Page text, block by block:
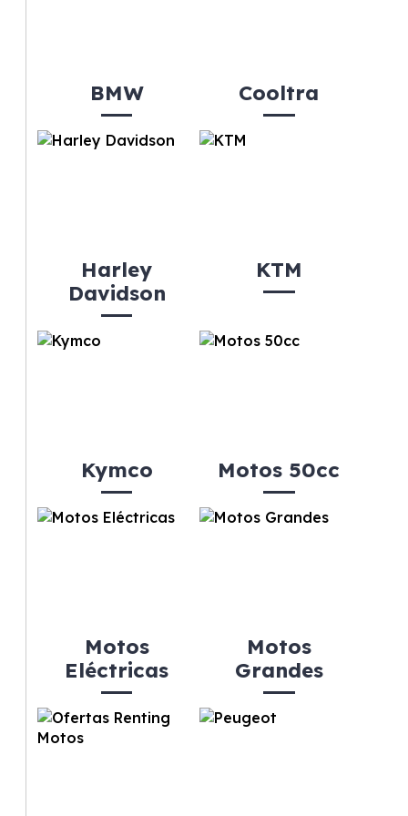
BMW Cooltra
Harley
Davidson
KTM
Kymco Motos 50cc
Motos
Eléctricas
Motos
Grandes